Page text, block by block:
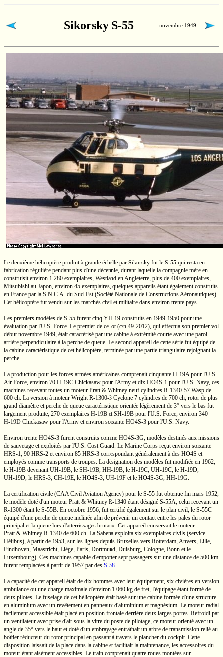
Sikorsky S-55 novembre 1949
Le deuxième hélicoptère produit à grande échelle par Sikorsky fut le S-55 qui resta en
fabrication régulière pendant plus d'une décennie, durant laquelle la compagnie mère en
construisit environ 1.280 exemplaires, Westland en Angleterre, plus de 400 exemplaires,
Mitsubishi au Japon, environ 45 exemplaires, quelques appareils étant également construits
en France par la S.N.C.A. du Sud-Est(Société Nationale de Constructions Aéronautiques).
Cet hélicoptère fut vendu sur les marchés civil et militaire dans environ trente pays.
Les premiers modèles de S-55 furent cinq YH-19 construits en 1949-1950 pour une
évaluation par l'U.S. Force. Le premier de ce lot(c/n 49-2012), qui effectua son premier vol
début novembre 1949, était caractérisé par une cabine à extrémité courte avec une paroi
arrière perpendiculaire à la perche de queue. Le second appareil de cette série fut équipé de
la cabine caractéristique de cet hélicoptère, terminée par une partie triangulaire rejoignant la
perche.
La production pour les forces armées américaines comprenait cinquante H-19Apour l'U.S.
Air Force, environ 70 H-19C Chickasaw pour l'Army et dix HO4S-1 pour l'U.S. Navy, ces
machines recevant toutes un moteur Pratt & Whitney neuf cylindres R-1340-57 Wasp de
600 ch. La version à moteur WrightR-1300-3 Cyclone 7 cylindres de 700 ch, rotor de plus
grand diamètre et perche de queue caractéristique orientée légèrement de 3° vers le bas fut
largement produite, 270 exemplaires H-19B etSH-19B pour l'U.S. Force, environ 340
H-19D Chickasaw pour l'Army et environ soixante HO4S-3 pour l'U.S. Navy.
Environ trente HO4S-3 furent construits comme HO4S-3G, modèles destinés aux missions
de sauvetage et exploités par l'U.S. Cost Guard. Le Marine Corps reçut environ soixante
HRS-1, 90 HRS-2 et environ 85 HRS-3 correspondant généralement à des HO4S et
employés comme transports de troupes. La désignation des modèles fut modifiée en 1962,
le H-19B devenantUH-19B, le SH-19B, HH-19B, le H-19C, UH-19C, le H-19D,
UH-19D, le HRS-3, CH-19E, le HO4S-3, UH-19F et le HO4S-3G, HH-19G.
La certification civile (CAA Civil Aviation Agency) pour le S-55 fut obtenue fin mars 1952,
le modèle doté d'un moteur Pratt & Whitney R-1340 étant désigné S-55A, celui recevant un
R-1300 étant le S-55B. En octobre 1956, fut certifié également sur le plan civil, le S-55C
équipé d'une perche de queue inclinée afin de prévenir un contact entre les pales du rotor
principal et la queue lors d'atterrissages brutaux. Cet appareil conservait le moteur
Pratt & Whitney R-1340 de 600 ch. La Sabena exploita six exemplaires civils (service
Hélibus), à partir de 1953, sur les lignes depuis Bruxelles vers Rotterdam, Anvers, Lille,
Eindhoven, Maastricht, Liège, Paris, Dortmund, Duisburg, Cologne, Bonn et le
Luxembourg). Ces machines capable d'emporter sept passagers sur une distance de 500 km
furent remplacées à partir de 1957 par des S-58.
La capacité de cet appareil était de dix hommes avec leur équipement, six civières en version
ambulance ou une charge maximale d'environ 1.060 kg de fret, l'équipage étant formé de
deux pilotes. Le fuselage de cet hélicoptère était basé sur une cabine formée d'une structure
en aluminium avec un revêtement en panneaux d'aluminium et magnésium. Le moteur radial
facilement accessible était placé en position frontale derrière deux larges portes. Refroidi par
un ventilateur avec prise d'air sous la vitre du poste de pilotage, ce moteur orienté avec un
angle de 35° vers le haut et doté d'un embrayage entraînait un arbre de transmission relié au
boîtier réducteur du rotor principal en passant à travers le plancher du cockpit. Cette
disposition laissait de la place dans la cabine et facilitait la maintenance, les accessoires du
moteur étant aisément accessibles. Le train comprenait quatre roues montées sur